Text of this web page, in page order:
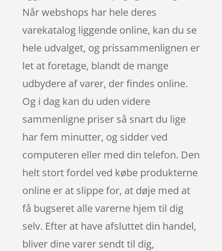
Når webshops har hele deres
varekatalog liggende online, kan du se
hele udvalget, og prissammenlignen er
let at foretage, blandt de mange
udbydere af varer, der findes online.
Og i dag kan du uden videre
sammenligne priser så snart du lige
har fem minutter, og sidder ved
computeren eller med din telefon. Den
helt stort fordel ved købe produkterne
online er at slippe for, at døje med at
få bugseret alle varerne hjem til dig
selv. Efter at have afsluttet din handel,
bliver dine varer sendt til dig,